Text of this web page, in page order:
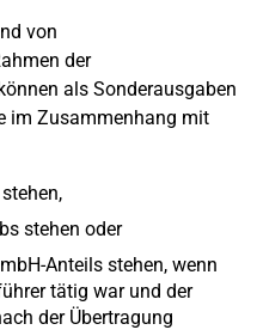
von
der
als Sonderausgaben
im Zusammenhang mit
stehen oder
Anteils stehen, wenn
tätig war und der
der Übertragung